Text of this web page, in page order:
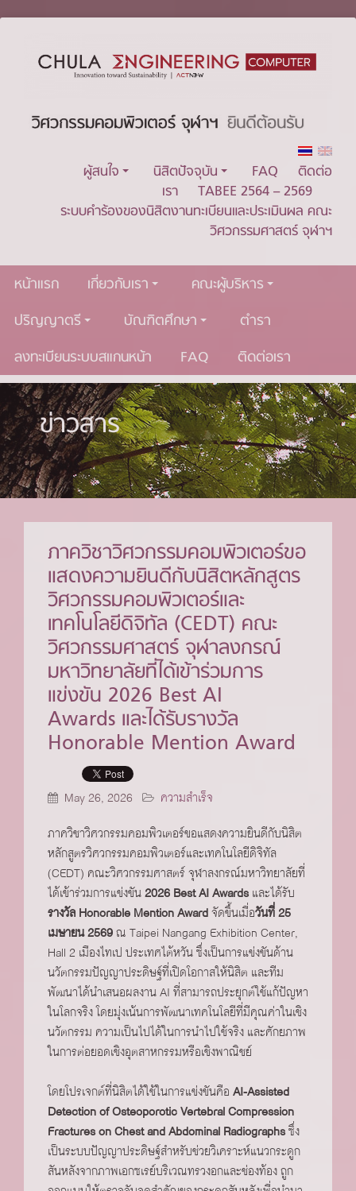
ผู้สนใจ นิสิตปัจจุบัน FAQ
ติดต่อ
เรา
TABEE 2564 – 2569
ระบบคำร้องของนิสิตงานทะเบียนและประเมินผล คณะ
วิศวกรรมศาสตร์ จุฬาฯ
หน้าแรก เกี่ยวกับเรา
คณะผู้บริหาร
ปริญญาตรี
บัณฑิตศึกษา
ตำรา
ลงทะเบียนระบบสแกนหน้า
FAQ ติดต่อเรา
ข่าวสาร
ภาควิชาวิศวกรรมคอมพิวเตอร์ขอ
แสดงความยินดีกับนิสิตหลักสูตร
วิศวกรรมคอมพิวเตอร์และ
เทคโนโลยีดิจิทัล (CEDT) คณะ
วิศวกรรมศาสตร์ จุฬาลงกรณ์
มหาวิทยาลัยที่ได้เข้าร่วมการ
แข่งขัน 2026 Best AI
Awards และได้รับรางวัล
Honorable Mention Award
May 26, 2026
ความสำเร็จ
ภาควิชาวิศวกรรมคอมพิวเตอร์ขอแสดงความยินดีกับนิสิต
หลักสูตรวิศวกรรมคอมพิวเตอร์และเทคโนโลยีดิจิทัล
(CEDT) คณะวิศวกรรมศาสตร์ จุฬาลงกรณ์มหาวิทยาลัยที่
ได้เข้าร่วมการแข่งขัน2026 Best AI Awardsและได้รับ
รางวัล Honorable Mention Awardจัดขึ้นเมื่อวันที่ 25
เมษายน 2569ณ Taipei Nangang Exhibition Center,
Hall 2 เมืองไทเป ประเทศไต้หวัน ซึ่งเป็นการแข่งขันด้าน
นวัตกรรมปัญญาประดิษฐ์ที่เปิดโอกาสให้นิสิต และทีม
พัฒนาได้นำเสนอผลงาน AI ที่สามารถประยุกต์ใช้แก้ปัญหา
ในโลกจริง โดยมุ่งเน้นการพัฒนาเทคโนโลยีที่มีคุณค่าในเชิง
นวัตกรรม ความเป็นไปได้ในการนำไปใช้จริง และศักยภาพ
ในการต่อยอดเชิงอุตสาหกรรมหรือเชิงพาณิชย์
โดยโปรเจกต์ที่นิสิตได้ใช้ในการแข่งขันคือAI-Assisted
Detection of Osteoporotic Vertebral Compression
Fractures on Chest and Abdominal Radiographsซึ่ง
เป็นระบบปัญญาประดิษฐ์สำหรับช่วยวิเคราะห์แนวกระดูก
สันหลังจากภาพเอกซเรย์บริเวณทรวงอกและช่องท้อง ถูก